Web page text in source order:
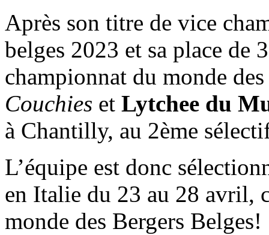
Après son titre de vice
belges 2023 et sa place de
championnat du monde
Couchies et Lytchee du
à Chantilly, au 2ème
L’équipe est donc
en Italie du 23 au 28 avril,
monde des Bergers Belges!